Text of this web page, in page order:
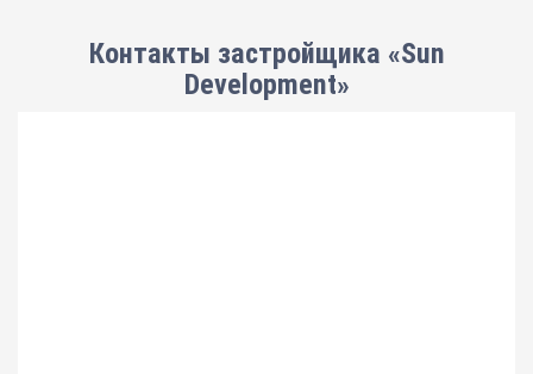
Контакты застройщика «Sun
Development»